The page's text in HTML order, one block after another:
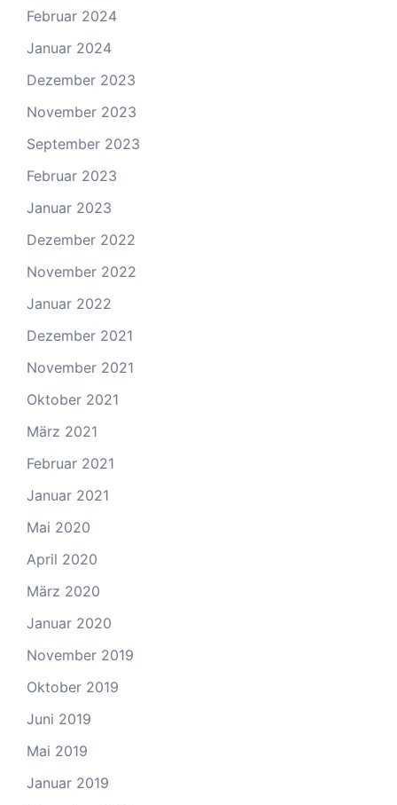
Februar 2024
Januar 2024
Dezember 2023
November 2023
September 2023
Februar 2023
Januar 2023
Dezember 2022
November 2022
Januar 2022
Dezember 2021
November 2021
Oktober 2021
März 2021
Februar 2021
Januar 2021
Mai 2020
April 2020
März 2020
Januar 2020
November 2019
Oktober 2019
Juni 2019
Mai 2019
Januar 2019